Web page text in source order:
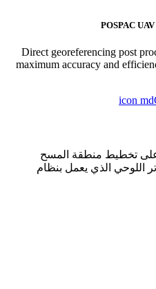
POSPAC
Direct georeferencing post
maximum accuracy and
تخطيط منطقة المسح
اللوحي الذي يعمل بنظام